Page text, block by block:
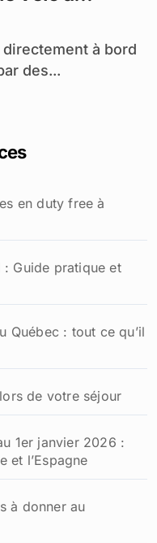
des...
en duty free à
Guide pratique et
Québec : tout ce qu’il
de votre séjour
1er janvier 2026 :
et l’Espagne
à donner au